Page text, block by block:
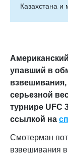
Казахстана и
упавший в
взвешивания,
серьезной
турнире UFC
ссылкой на
Смотерман
взвешивания